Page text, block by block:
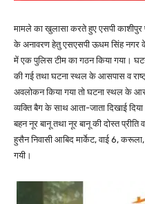
मामले का खुलासा करते हुए एसपी
के अनावरण हेतु एसएसपी ऊधम सिंह नगर
में एक पुलिस टीम का गठन किया गया।
की गई तथा घटना स्थल के आसपास व
अवलोकन किया गया तो घटना स्थल के
व्यक्ति बैग के साथ आता-जाता दिखाई
बहन नूर बानू तथा नूर बानू की दोस्त
हुसैन निवासी आबिद मार्केट, वाई 6,
गयी।